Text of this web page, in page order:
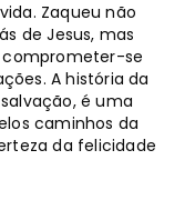
Zaqueu não
de Jesus, mas
se
A história da
é uma
caminhos da
da felicidade